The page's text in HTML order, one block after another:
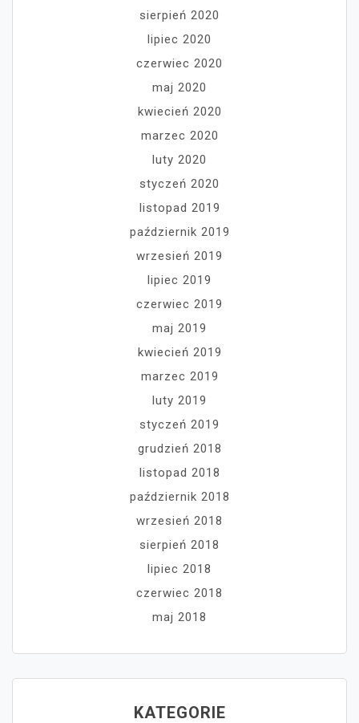
sierpień 2020
lipiec 2020
czerwiec 2020
maj 2020
kwiecień 2020
marzec 2020
luty 2020
styczeń 2020
listopad 2019
październik 2019
wrzesień 2019
lipiec 2019
czerwiec 2019
maj 2019
kwiecień 2019
marzec 2019
luty 2019
styczeń 2019
grudzień 2018
listopad 2018
październik 2018
wrzesień 2018
sierpień 2018
lipiec 2018
czerwiec 2018
maj 2018
KATEGORIE